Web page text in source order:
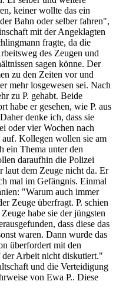
keiner wollte das ein
Bahn oder selber fahren",
mit der Angeklagten
fragte, da die
des Zeugen und
sagen könne. Der
zu den Zeiten vor und
mehr losgewesen sei. Nach
zu P. gehabt. Beide
habe er gesehen, wie P. aus
denke ich, dass sie
oder vier Wochen nach
Kollegen wollen sie am
ein Thema unter den
daraufhin die Polizei
laut dem Zeuge nicht da. Er
mal im Gefängnis. Einmal
"Warum auch immer
Zeuge überfragt. P. schien
habe sie der jüngsten
dass diese das
waren. Dann wurde das
überfordert mit den
Arbeit nicht diskutiert."
und die Verteidigung
von Ewa P.. Diese